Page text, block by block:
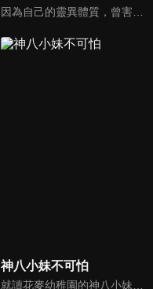
神八小妹不可怕
就讀花麥幼稚園的神八小妹，其實擁有超強的靈能力。她在人們毫不知情的情況下，不斷把悄悄接近朋友和家人的「妖魔鬼怪」狠狠痛毆一頓、全部打飛。然而，她的言行卻得不到理解，還被當成問題兒童看待。但是，自從擔任班導的千枝老師知道了這個祕密之後，神八小妹在幼稚園的每一天，也開始出現了些許變化──接二連三冒出來的詭異、兇惡怪異們，今天也一樣，神八小妹的拳頭照樣炸裂開打！